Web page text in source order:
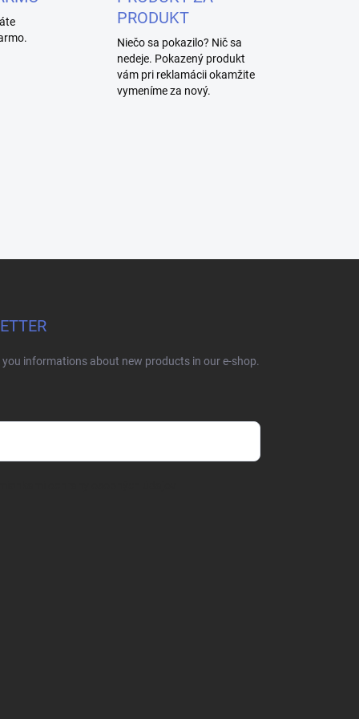
PRODUKT
Niečo sa pokazilo? Nič sa
nedeje. Pokazený produkt
vám pri reklamácii okamžite
vymeníme za nový.
informations about new products in our e-shop.